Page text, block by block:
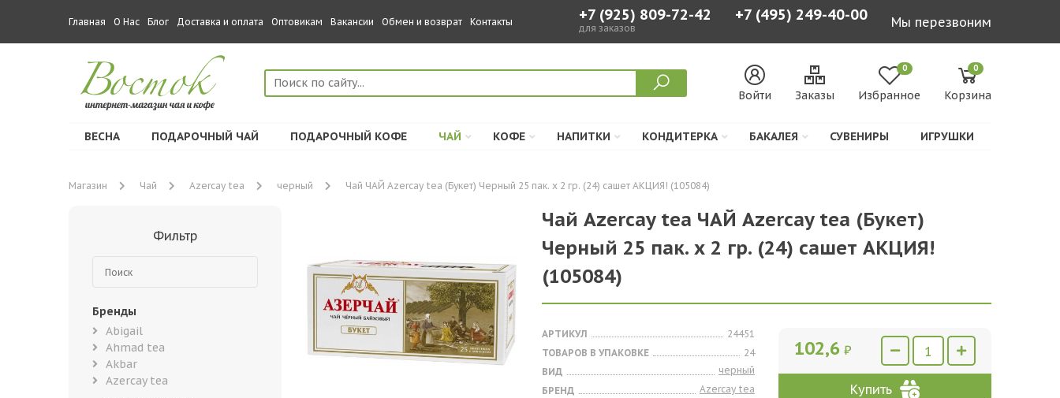
Главная О Нас Блог Доставка и оплата Оптовикам Вакансии Обмен и возврат Контакты +7 (925) 809-72-42
для заказов
+7 (495) 249-40-00 Мы перезвоним
Войти Заказы
0
Избранное
0
Корзина
ВЕСНА ПОДАРОЧНЫЙ ЧАЙ ПОДАРОЧНЫЙ КОФЕ ЧАЙ КОФЕ НАПИТКИ КОНДИТЕРКА БАКАЛЕЯ СУВЕНИРЫ ИГРУШКИ
Магазин Чай Azercay tea черный Чай ЧАЙ Azercay tea (Букет) Черный 25 пак. х 2 гр. (24) сашет АКЦИЯ! (105084)
Фильтр
Бренды
Abigail
Ahmad tea
Akbar
Azercay tea
Чай Azercay tea ЧАЙ Azercay tea (Букет)
Черный 25 пак. х 2 гр. (24) сашет АКЦИЯ!
(105084)
АРТИКУЛ
24451
ТОВАРОВ В УПАКОВКЕ
24
ВИД
черный
БРЕНД
Azercay tea
102,6 ₽
Купить